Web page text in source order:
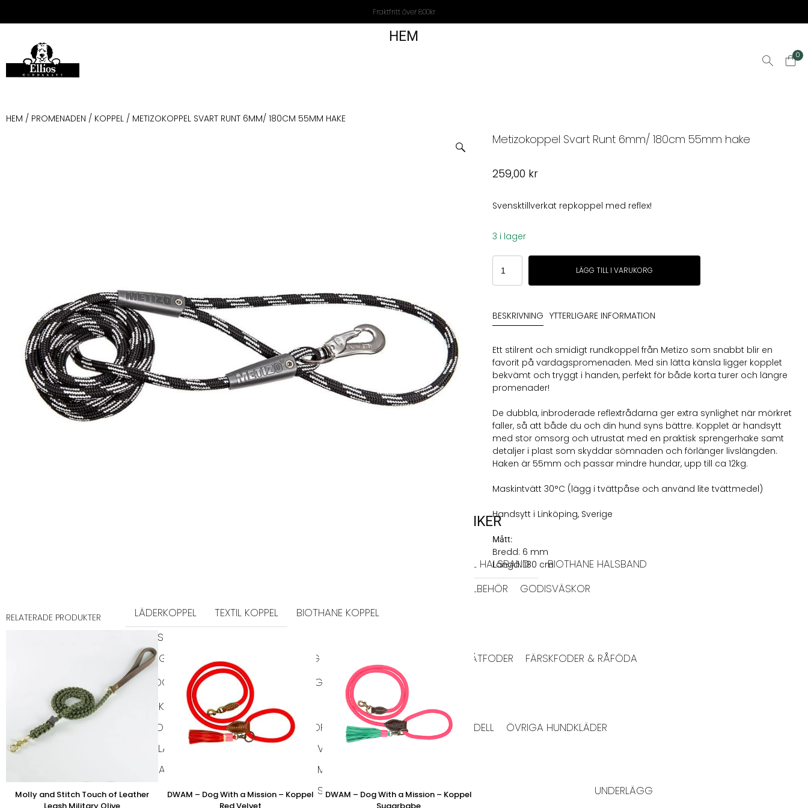
Fraktfritt över 800kr
HEM
TEXTIL HALSBAND
BIOTHANE HALSBAND
LÄDERKOPPEL
TEXTIL KOPPEL BIOTHANE KOPPEL
BAJSPÅSAR & TILLBEHÖR GODISVÄSKOR
GODIS & TUGG
HUNDGODIS
HUNDGODIS NORDISKT
HUNDTUGG
HUNDTUGG NORDISKT
VÅTFODER FÄRSKFODER & RÅFÖDA
HUNDKLÄDER
TRÖJOR
REGNKLÄDER VARMA JACKOR TAXMODELL VINTHUNDSMODELL
ÖVRIGA HUNDKLÄDER
SOVPLATS
BÄDDAR
VÄSKOR
MATPLATS
SKÅLAR
UNDERLÄGG
VÅRA BUTIKER
0
HEM / PROMENADEN / KOPPEL / METIZOKOPPEL SVART RUNT 6MM/ 180CM 55MM HAKE
Metizokoppel Svart Runt 6mm/ 180cm 55mm hake
259,00 kr
Svensktillverkat repkoppel med reflex!
3 i lager
Metizokoppel
Svart
Runt
180cm
55mm
mängd
LÄGG TILL I VARUKORG
BESKRIVNING YTTERLIGARE INFORMATION
Ett stilrent och smidigt rundkoppel från Metizo som snabbt blir en
favorit på vardagspromenaden. Med sin lätta känsla ligger kopplet
bekvämt och tryggt i handen, perfekt för både korta turer och längre
promenader!
De dubbla, inbroderade reflextrådarna ger extra synlighet när mörkret
faller, så att både du och din hund syns bättre. Kopplet är handsytt
med stor omsorg och utrustat med en praktisk sprengerhake samt
detaljer i plast som skyddar sömnaden och förlänger livslängden.
Haken är 55mm och passar mindre hundar, upp till ca 12kg.
Maskintvätt 30°C (lägg i tvättpåse och använd lite tvättmedel)
Handsytt i Linköping, Sverige
Mått:
Bredd: 6 mm
Längd: 180 cm
RELATERADE PRODUKTER
Molly and Stitch Touch of Leather
DWAM – Dog With a Mission – Koppel
DWAM – Dog With a Mission – Koppel